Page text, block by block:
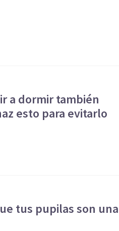
a dormir también
esto para evitarlo
tus pupilas son una